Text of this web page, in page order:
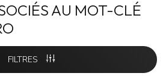
AU MOT-CLÉ
FILTRES